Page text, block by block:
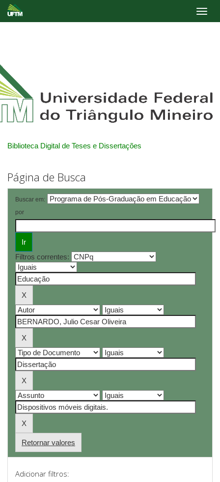
Biblioteca Digital de Teses e Dissertações
Página de Busca
Buscar em:
por
Filtros correntes:
Retornar valores
Adicionar filtros: